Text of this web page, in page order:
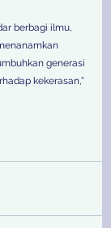
berbagi ilmu,
generasi
kekerasan,”